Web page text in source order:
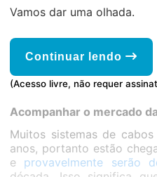
Vamos dar uma olhada.
Continuar lendo
(Acesso livre, não requer
Acompanhar o mercado
Muitos sistemas de
anos, portanto estão
e provavelmente serão